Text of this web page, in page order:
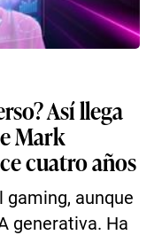
Así llega
Mark
cuatro años
gaming, aunque
generativa. Ha